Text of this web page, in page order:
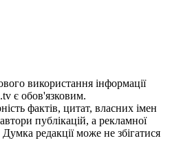
використання iнформацiї
є обов'язковим.
фактів, цитат, власних імен
публікацій, а рекламної
редакцiї може не збiгатися